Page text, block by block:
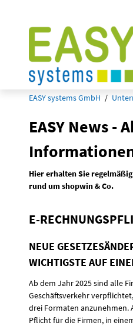
EASY systems GmbH
EASY News -
Hier erhalten Sie
rund um shopwin & Co.
E-
NEUE
WICHTIGSTE AUF
Ab dem Jahr 2025 sind alle
Geschäftsverkehr
drei Formaten anzunehmen.
Pflicht für die Firmen, in